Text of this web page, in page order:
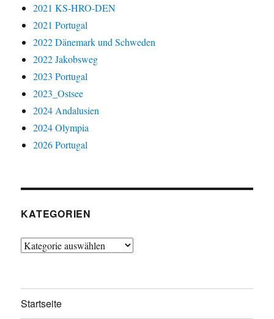
2021 KS-HRO-DEN
2021 Portugal
2022 Dänemark und Schweden
2022 Jakobsweg
2023 Portugal
2023_Ostsee
2024 Andalusien
2024 Olympia
2026 Portugal
KATEGORIEN
Kategorien
Startseite